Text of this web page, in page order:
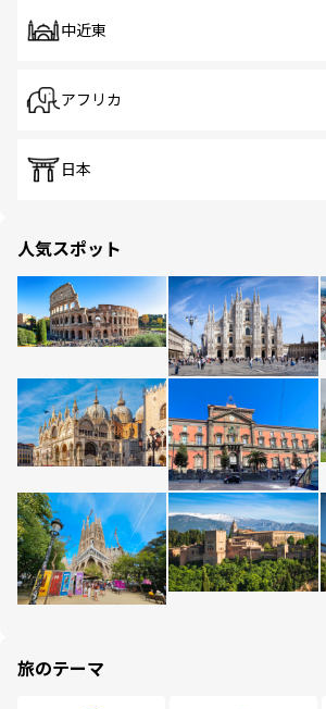
中近東
アフリカ
日本
人気スポット
旅のテーマ